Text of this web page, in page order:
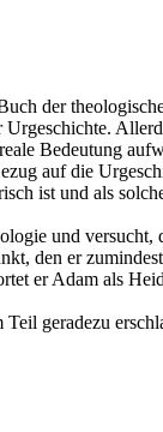
der
Urgeschichte.
Bedeutung
auf die
ist und als
und
den er
er Adam als
geradezu